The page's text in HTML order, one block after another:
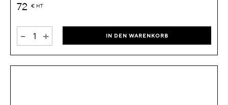
72 € HT
- + IN DEN WARENKORB